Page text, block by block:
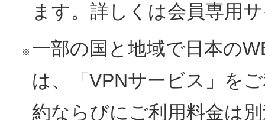
ます。詳しくは会員専用
※ 一部の国と地域で日本の
は、「VPNサービス」を
約ならびにご利用料金は